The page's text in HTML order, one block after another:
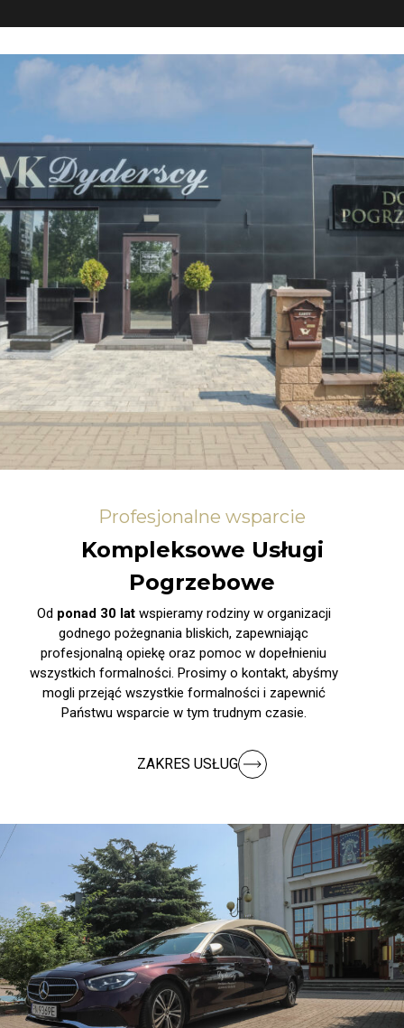
Profesjonalne wsparcie
Kompleksowe Usługi
Pogrzebowe
Od ponad 30 latwspieramy rodziny w organizacji
godnego pożegnania bliskich, zapewniając
profesjonalną opiekę oraz pomoc w dopełnieniu
wszystkich formalności. Prosimy o kontakt, abyśmy
mogli przejąć wszystkie formalności i zapewnić
Państwu wsparcie w tym trudnym czasie.
ZAKRES USŁUG